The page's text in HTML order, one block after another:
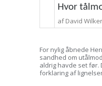
Hvor
af David
For nylig åbnede
sandhed om
aldrig havde set før.
forklaring af